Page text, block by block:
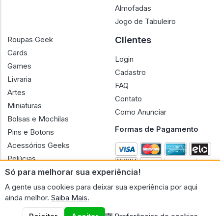
Só para melhorar sua experiência!
A gente usa cookies para deixar sua experiência por aqui
ainda melhor. Saiba Mais.
Almofadas
Jogo de Tabuleiro
Roupas Geek
Cards
Games
Livraria
Artes
Miniaturas
Bolsas e Mochilas
Pins e Botons
Acessórios Geeks
Pelúcias
Bonecas
Clientes
Login
Cadastro
FAQ
Contato
Como Anunciar
Formas de Pagamento